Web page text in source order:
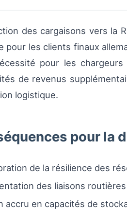
des cargaisons vers la
pour les clients finaux
pour les
de revenus
logistique.
pour la
de la résilience des
des liaisons
accru en capacités de